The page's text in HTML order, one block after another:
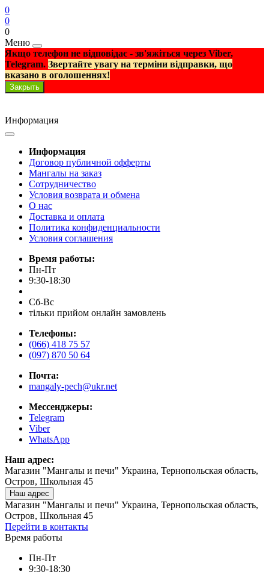
0
0
0
Меню
Якщо телефон не відповідає - зв'яжіться через Viber,
Telegram. Звертайте увагу на терміни відправки, що
вказано в оголошеннях!
Закрыть
Информация
Информация
Договор публичной офферты
Мангалы на заказ
Сотрудничество
Условия возврата и обмена
О нас
Доставка и оплата
Политика конфиденциальности
Условия соглашения
Время работы:
Пн-Пт
9:30-18:30
Сб-Вс
тільки прийом онлайн замовлень
Телефоны:
(066) 418 75 57
(097) 870 50 64
Почта:
mangaly-pech@ukr.net
Мессенджеры:
Telegram
Viber
WhatsApp
Наш адрес:
Магазин "Мангалы и печи" Украина, Тернопольская область,
Остров, Школьная 45
Наш адрес
Магазин "Мангалы и печи" Украина, Тернопольская область,
Остров, Школьная 45
Перейти в контакты
Время работы
Пн-Пт
9:30-18:30